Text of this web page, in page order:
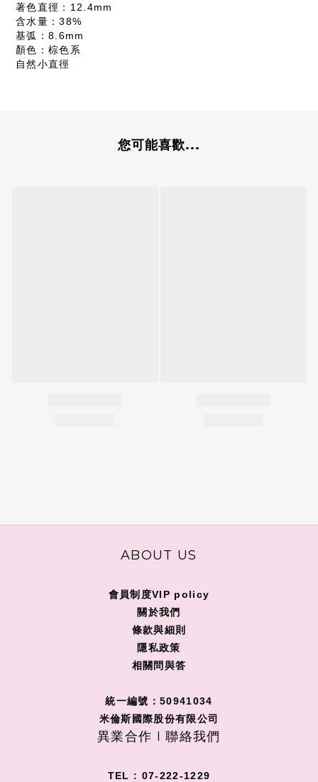
著色直徑：12.4mm
含水量：38%
基弧：8.6mm
顏色：棕色系
自然小直徑
您可能喜歡...
ABOUT US
會員制度VIP policy
關於我們
條款與細則
隱私政策
相關問與答
統一編號：50941034
米倫斯國際股份有限公司
異業合作 I 聯絡我們
TEL : 07-222-1229